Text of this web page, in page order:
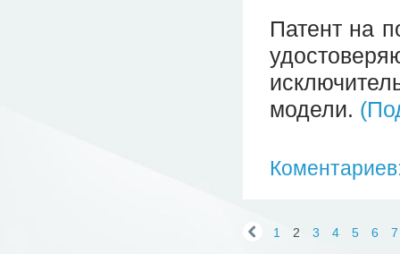
Патент на
модели.
1 2 3 4 5 6 7